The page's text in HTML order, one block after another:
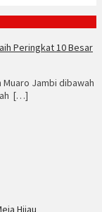
Peringkat 10 Besar
Jambi dibawah
[…]
Hijau